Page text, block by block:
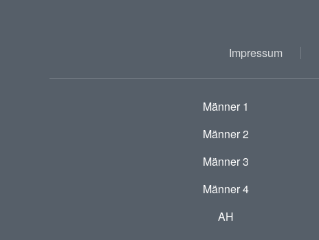
Impressum
Männer 1
Männer 2
Männer 3
Männer 4
AH